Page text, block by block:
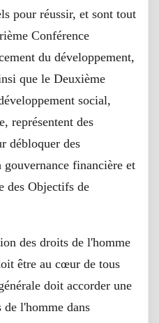
pour réussir, et sont tout
Conférence
du développement,
que le Deuxième
social,
représentent des
débloquer des
financière et
des Objectifs de
des droits de l'homme
être au cœur de tous
doit accorder une
l'homme dans